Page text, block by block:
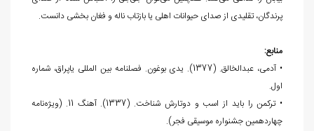
پرندگان، تقلیدی از صدای حیوانات اهلی یا بازتاب ناله و فغان بخشی دانست.
منابع:
• آدمی، عبدالخالق. (1377). یدی بوغون. فصلنامه بین المللی یاپراق، شماره
اول.
• ترکمن را باید از اسب و دوتارش شناخت. (1337). آهنگ 11. (ویژه‌نامه
چهاردهمین جشنواره موسیقی فجر).